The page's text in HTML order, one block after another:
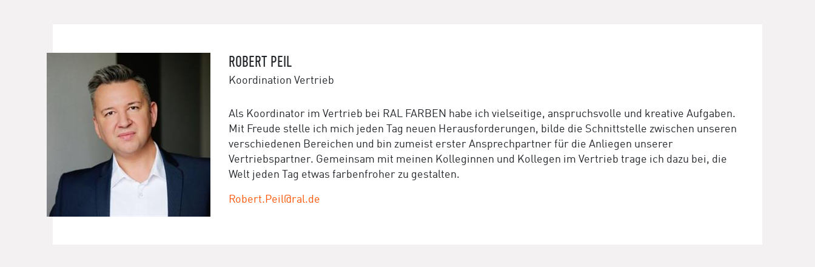
ROBERT PEIL
Koordination Vertrieb
Als Koordinator im Vertrieb bei RAL FARBEN habe ich vielseitige, anspruchsvolle und kreative Aufgaben.
Mit Freude stelle ich mich jeden Tag neuen Herausforderungen, bilde die Schnittstelle zwischen unseren
verschiedenen Bereichen und bin zumeist erster Ansprechpartner für die Anliegen unserer
Vertriebspartner. Gemeinsam mit meinen Kolleginnen und Kollegen im Vertrieb trage ich dazu bei, die
Welt jeden Tag etwas farbenfroher zu gestalten.
Robert.Peil@ral.de